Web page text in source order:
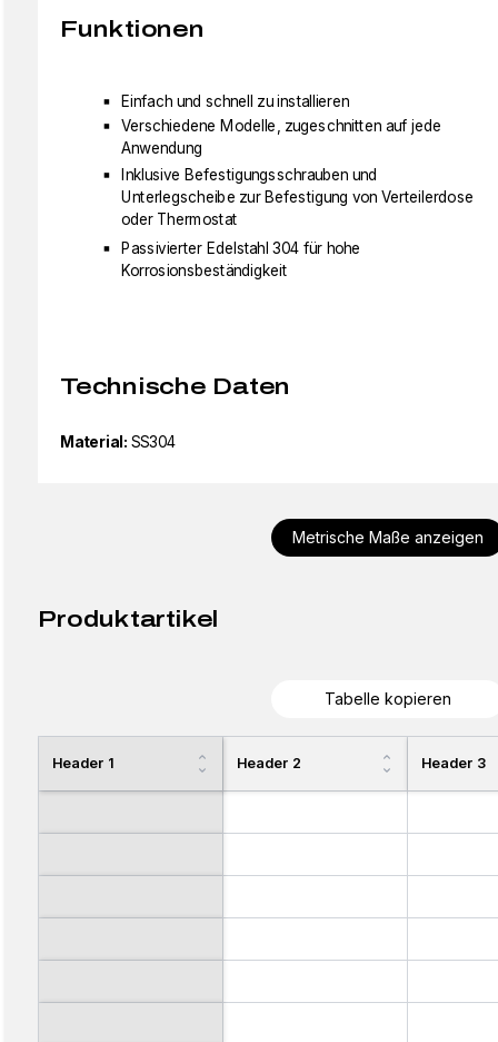
Funktionen
Einfach und schnell zu installieren
Verschiedene Modelle, zugeschnitten auf jede
Anwendung
Inklusive Befestigungsschrauben und
Unterlegscheibe zur Befestigung von Verteilerdose
oder Thermostat
Passivierter Edelstahl 304 für hohe
Korrosionsbeständigkeit
Technische Daten
Material: SS304
Metrische Maße anzeigen
Produktartikel
Tabelle kopieren
Header 1 Header 2 Header 3